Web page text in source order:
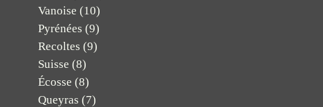
Vanoise (10)
Pyrénées (9)
Recoltes (9)
Suisse (8)
Écosse (8)
Queyras (7)